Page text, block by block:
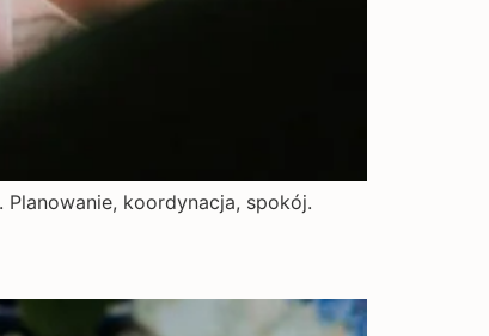
koordynacja, spokój.